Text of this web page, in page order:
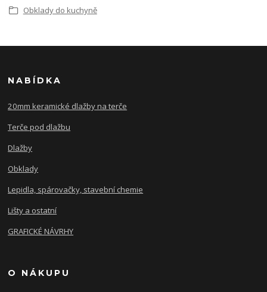
Obklady do kuchyně
NABÍDKA
20mm keramické dlažby na terče
Terče pod dlažbu
Dlažby
Obklady
Lepidla, spárovačky, stavební chemie
Lišty a ostatní
GRAFICKÉ NÁVRHY
O NÁKUPU